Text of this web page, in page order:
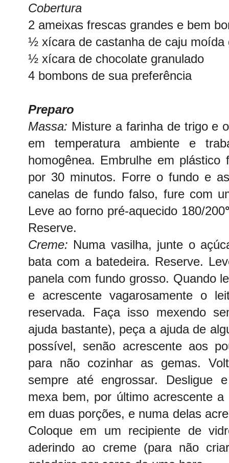
Cobertura
2 ameixas frescas grandes e bem
½ xícara de castanha de caju moída
½ xícara de chocolate granulado
4 bombons de sua preferência
Preparo
Massa: Misture a farinha de trigo e
em temperatura ambiente e
homogênea. Embrulhe em
por 30 minutos. Forre o fundo e
canelas de fundo falso, fure com
Leve ao forno pré-aquecido 180/200
Reserve.
Creme: Numa vasilha, junte o
bata com a batedeira. Reserve.
panela com fundo grosso. Quando
e acrescente vagarosamente o
reservada. Faça isso mexendo
ajuda bastante), peça a ajuda de
possível, senão acrescente aos
para não cozinhar as gemas.
sempre até engrossar. Desligue
mexa bem, por último acrescente
em duas porções, e numa delas
Coloque em um recipiente de
aderindo ao creme (para não